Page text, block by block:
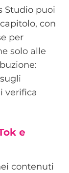
Studio puoi
con
per
solo alle
verifica
e
contenuti